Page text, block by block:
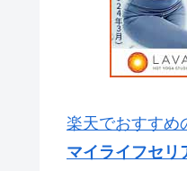
楽天でおすすめ
マイライフセリ